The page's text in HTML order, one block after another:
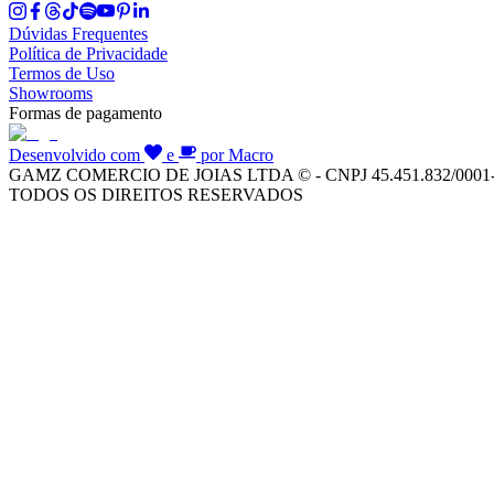
Dúvidas Frequentes
Política de Privacidade
Termos de Uso
Showrooms
Formas de pagamento
Desenvolvido com e
por Macro
GAMZ COMERCIO DE JOIAS LTDA © - CNPJ 45.451.832/
TODOS OS DIREITOS RESERVADOS